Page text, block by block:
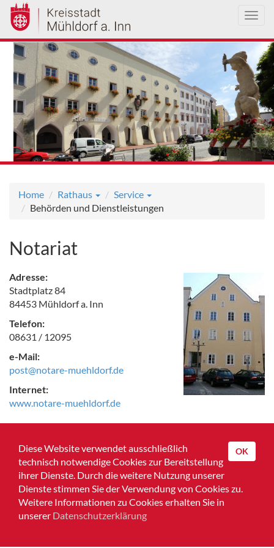
Direkt
zum
Inhalt
Home Rathaus
Service
Behörden und Dienstleistungen
Notariat
Adresse:
Stadtplatz 84
84453 Mühldorf a. Inn
Telefon:
08631 / 12095
e-Mail:
post@notare-muehldorf.de
Internet:
www.notare-muehldorf.de
Zurück zur Übersicht
Home
Impressum
OK
Diese Website verwendet ausschließlich
technisch notwendige Cookies zur Bereitstellung
ihrer Dienste. Durch die weitere Nutzung unserer
Dienste stimmen Sie der Verwendung von Cookies zu.
Weitere Informationen zu Cookies erhalten Sie in
unserer Datenschutzerklärung